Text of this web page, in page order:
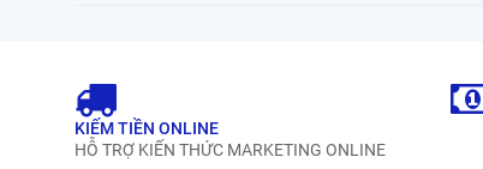
KIẾM TIỀN ONLINE
HỖ TRỢ KIẾN THỨC MARKETING ONLINE